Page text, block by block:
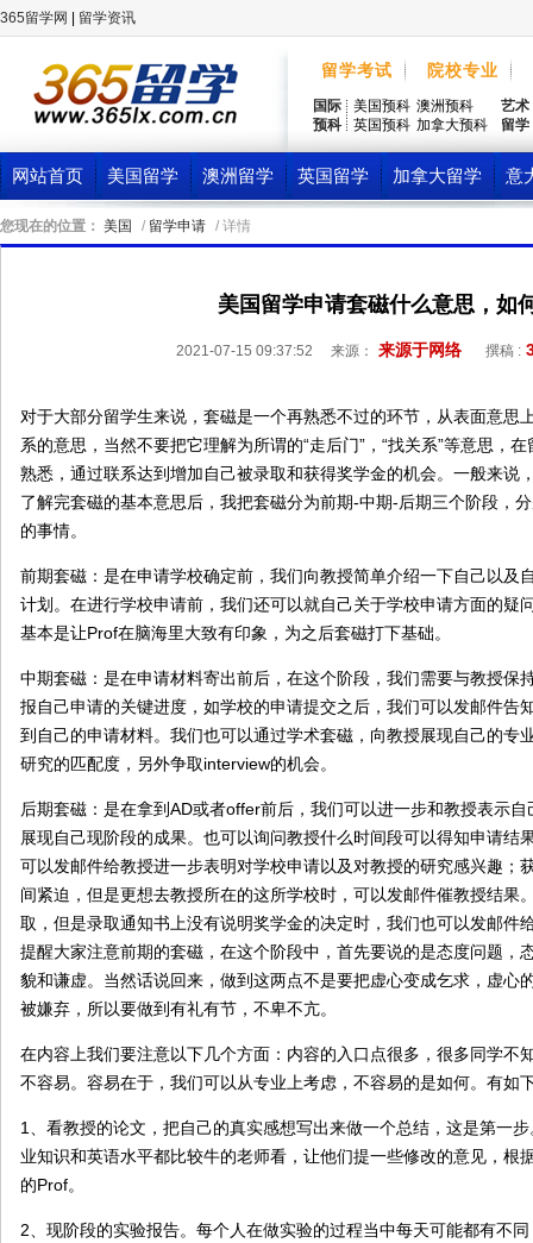
365留学网 留学资讯
留学考试 院校专业
国际
预科
美国预科 澳洲预科
英国预科 加拿大预科
艺术
留学
网站首页 美国留学 澳洲留学 英国留学 加拿大留学 意
您现在的位置： 美国 / 留学申请 / 详情
美国留学申请套磁什么意思，如
2021-07-15 09:37:52 来源： 来源于网络 撰稿 :
对于大部分留学生来说，套磁是一个再熟悉不过的环节，从表面意思
系的意思，当然不要把它理解为所谓的“走后门”，“找关系”等意思，
熟悉，通过联系达到增加自己被录取和获得奖学金的机会。一般来说
了解完套磁的基本意思后，我把套磁分为前期-中期-后期三个阶段，
的事情。
前期套磁：是在申请学校确定前，我们向教授简单介绍一下自己以及
计划。在进行学校申请前，我们还可以就自己关于学校申请方面的疑
基本是让Prof在脑海里大致有印象，为之后套磁打下基础。
中期套磁：是在申请材料寄出前后，在这个阶段，我们需要与教授保
报自己申请的关键进度，如学校的申请提交之后，我们可以发邮件告
到自己的申请材料。我们也可以通过学术套磁，向教授展现自己的专
研究的匹配度，另外争取interview的机会。
后期套磁：是在拿到AD或者offer前后，我们可以进一步和教授表示
展现自己现阶段的成果。也可以询问教授什么时间段可以得知申请结
可以发邮件给教授进一步表明对学校申请以及对教授的研究感兴趣；
间紧迫，但是更想去教授所在的这所学校时，可以发邮件催教授结果
取，但是录取通知书上没有说明奖学金的决定时，我们也可以发邮件
提醒大家注意前期的套磁，在这个阶段中，首先要说的是态度问题，
貌和谦虚。当然话说回来，做到这两点不是要把虚心变成乞求，虚心
被嫌弃，所以要做到有礼有节，不卑不亢。
在内容上我们要注意以下几个方面：内容的入口点很多，很多同学不
不容易。容易在于，我们可以从专业上考虑，不容易的是如何。有如
1、看教授的论文，把自己的真实感想写出来做一个总结，这是第一
业知识和英语水平都比较牛的老师看，让他们提一些修改的意见，根
的Prof。
2、现阶段的实验报告。每个人在做实验的过程当中每天可能都有不